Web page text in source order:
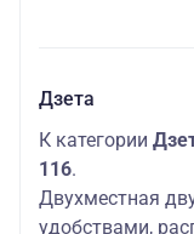
Дзета
К категории
116.
Двухместная
удобствами,